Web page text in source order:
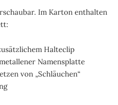
Im Karton enthalten
Halteclip
Namensplatte
von „Schläuchen“